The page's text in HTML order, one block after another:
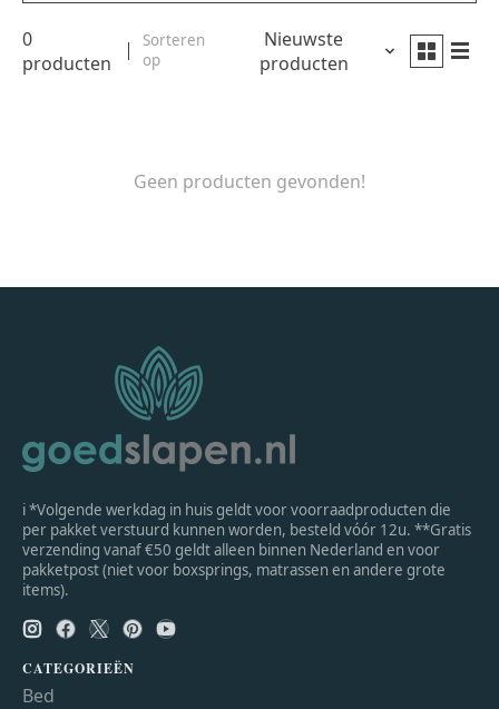
0
producten
Sorteren
op
Nieuwste
producten
Geen producten gevonden!
ℹ *Volgende werkdag in huis geldt voor voorraadproducten die
per pakket verstuurd kunnen worden, besteld vóór 12u. **Gratis
verzending vanaf €50 geldt alleen binnen Nederland en voor
pakketpost (niet voor boxsprings, matrassen en andere grote
items).
CATEGORIEËN
Bed